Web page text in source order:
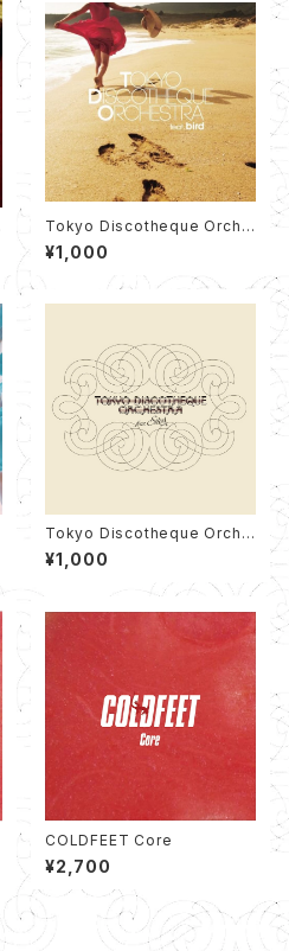
Tokyo Discotheque Orche
stra feat. bird EP (12cm C
D)
¥1,000
Tokyo Discotheque Orche
stra feat. Silva EP（12cm C
D）
¥1,000
COLDFEET Core
¥2,700